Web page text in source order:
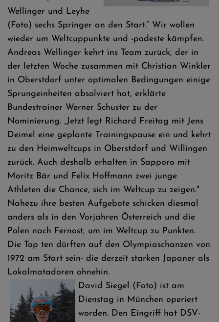
Wellinger und Leyhe
(Foto) sechs Springer an den Start.“ Wir wollen
wieder um Weltcuppunkte und -podeste kämpfen.
Andreas Wellinger kehrt ins Team zurück, der in
der letzten Woche zusammen mit Christian Winkler
in Oberstdorf unter optimalen Bedingungen einige
Sprungeinheiten absolviert hat, erklärte
Bundestrainer Werner Schuster zu der
Nominierung. „Jetzt legt Richard Freitag mit Jens
Deimel eine geplante Trainingspause ein und kehrt
zu den Heimweltcups in Oberstdorf und Willingen
zurück. Auch deshalb erhalten in Sapporo mit
Moritz Bär und Felix Hoffmann zwei junge
Athleten die Chance, sich im Weltcup zu zeigen."
Nahezu ihre besten Aufgebote schicken diesmal
anders als in den Vorjahren Österreich und die
Polen nach Fernost, um im Weltcup zu Punkten.
Die Top ten dürften auf den Olympiaschanzen von
1972 am Start sein- die derzeit starken Japaner als
Lokalmatadoren ohnehin.
David Siegel (Foto) ist am
Dienstag in München operiert
worden. Den Eingriff hat DSV-